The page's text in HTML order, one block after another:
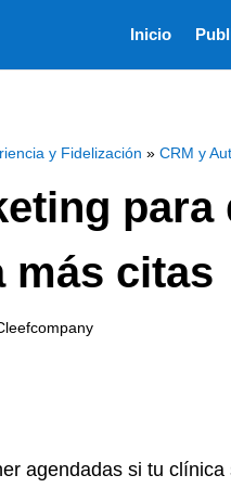
Inicio
y Fidelización »CRM y
para
más citas
agendadas si tu